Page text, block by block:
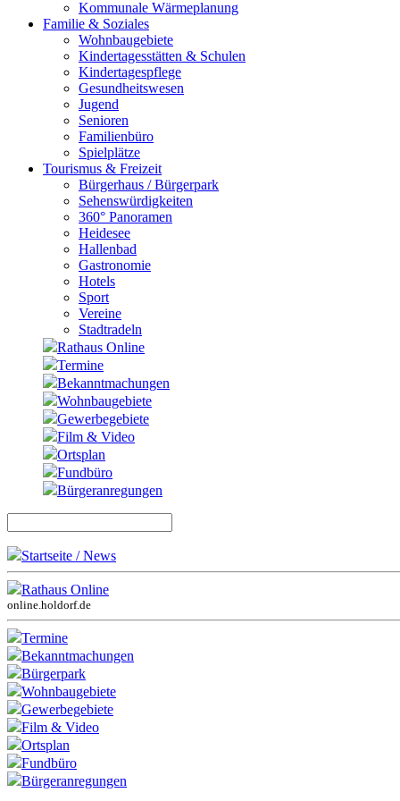
Kommunale Wärmeplanung
Familie & Soziales
Wohnbaugebiete
Kindertagesstätten & Schulen
Kindertagespflege
Gesundheitswesen
Jugend
Senioren
Familienbüro
Spielplätze
Tourismus & Freizeit
Bürgerhaus / Bürgerpark
Sehenswürdigkeiten
360° Panoramen
Heidesee
Hallenbad
Gastronomie
Hotels
Sport
Vereine
Stadtradeln
Rathaus Online
Termine
Bekanntmachungen
Wohnbaugebiete
Gewerbegebiete
Film & Video
Ortsplan
Fundbüro
Bürgeranregungen
Startseite / News
Rathaus Online
online.holdorf.de
Termine
Bekanntmachungen
Bürgerpark
Wohnbaugebiete
Gewerbegebiete
Film & Video
Ortsplan
Fundbüro
Bürgeranregungen